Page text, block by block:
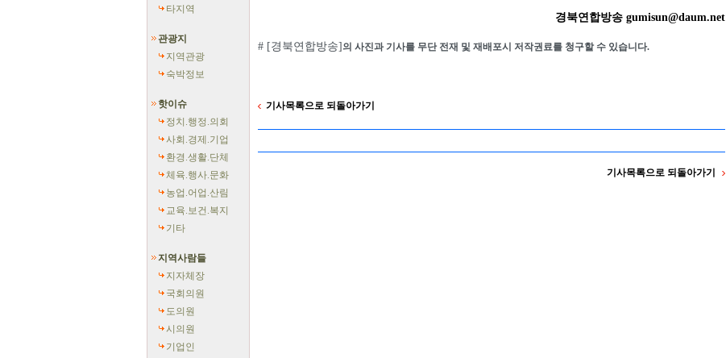
타지역
관광지
지역관광
숙박정보
핫이슈
정치.행정.의회
사회.경제.기업
환경.생활.단체
체육.행사.문화
농업.어업.산림
교육.보건.복지
기타
지역사람들
지자체장
국회의원
도의원
시의원
기업인
경북연합방송 gumisun@daum.net
# [경북연합방송]의 사진과 기사를 무단 전재 및 재배포시 저작권료를 청구할 수 있습니다.
기사목록으로 되돌아가기
기사목록으로 되돌아가기